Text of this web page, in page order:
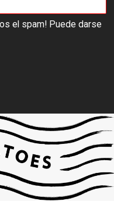
el spam! Puede darse